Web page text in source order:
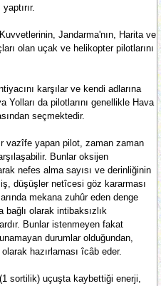
Jandarma'nın, Harita ve
olan uçak ve helikopter pilotlarını
karşılar ve kendi adlarına
da pilotlarını genellikle Hava
seçmektedir.
vazîfe yapan pilot, zaman zaman
Bunlar oksijen
nefes alma sayısı ve derinliğinin
düşüşler netîcesi göz kararması
mekana zuhûr eden denge
bağlı olarak intibaksızlık
Bunlar istenmeyen fakat
durumlar olduğundan,
hazırlaması îcâb eder.
sortilik) uçuşta kaybettiği enerji,